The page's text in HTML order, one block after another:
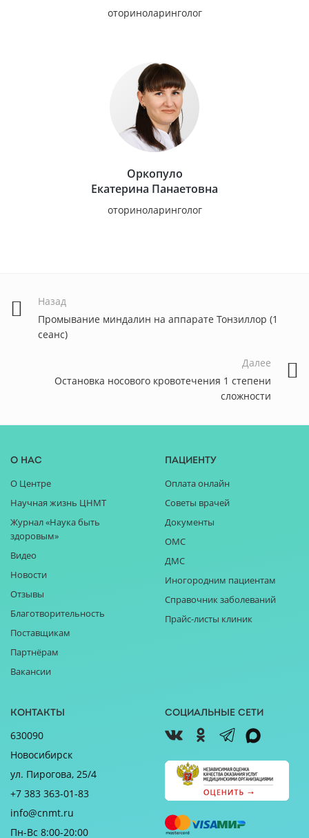
оториноларинголог
Оркопуло
Екатерина Панаетовна
оториноларинголог
Назад
Промывание миндалин на аппарате Тонзиллор (1
сеанс)
Далее
Остановка носового кровотечения 1 степени
сложности
О нас
О Центре
Научная жизнь ЦНМТ
Журнал «Наука быть
здоровым»
Видео
Новости
Отзывы
Благотворительность
Поставщикам
Партнёрам
Вакансии
Пациенту
Оплата онлайн
Советы врачей
Документы
ОМС
ДМС
Иногородним пациентам
Справочник заболеваний
Прайс-листы клиник
Контакты
630090
Новосибирск
ул. Пирогова, 25/4
+7 383 363-01-83
info@cnmt.ru
Пн-Вс 8:00-20:00
Социальные сети